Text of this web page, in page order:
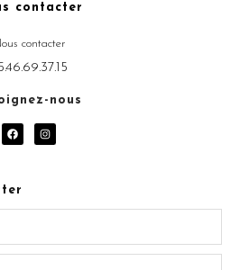
contacter
contacter
nous
F
a
o
I
n